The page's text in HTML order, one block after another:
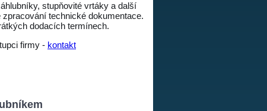
stupňovité vrtáky a další
technické dokumentace.
dodacích termínech.
firmy - kontakt